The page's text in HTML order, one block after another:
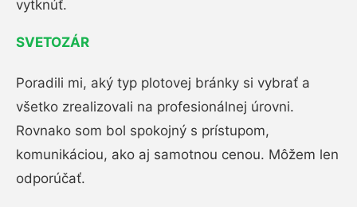
vytknúť.
SVETOZÁR
Poradili mi, aký typ plotovej bránky si vybrať a
všetko zrealizovali na profesionálnej úrovni.
Rovnako som bol spokojný s prístupom,
komunikáciou, ako aj samotnou cenou. Môžem len
odporúčať.